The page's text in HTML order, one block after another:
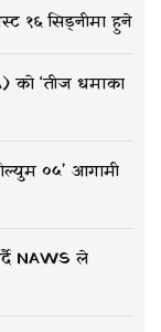
१६ सिड्नीमा हुने
को ‘तीज धमाका
०५’ आगामी
NAWS ले